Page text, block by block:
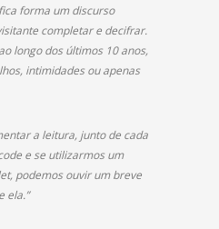
forma um discurso
completar e decifrar.
longo dos últimos 10 anos,
intimidades ou apenas
a leitura, junto de cada
e se utilizarmos um
podemos ouvir um breve
ela.”